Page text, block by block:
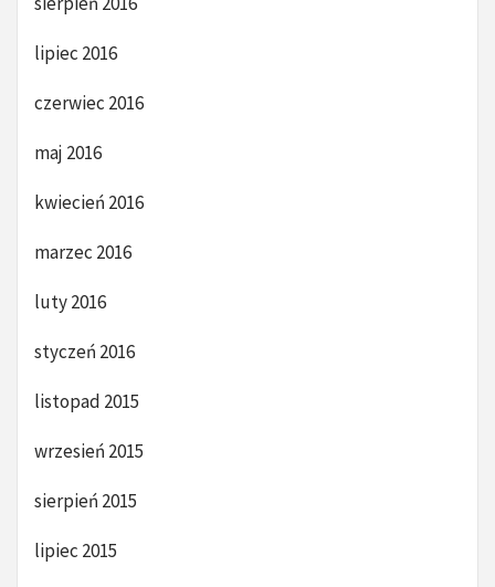
lipiec 2016
czerwiec 2016
maj 2016
kwiecień 2016
marzec 2016
luty 2016
styczeń 2016
listopad 2015
wrzesień 2015
sierpień 2015
lipiec 2015